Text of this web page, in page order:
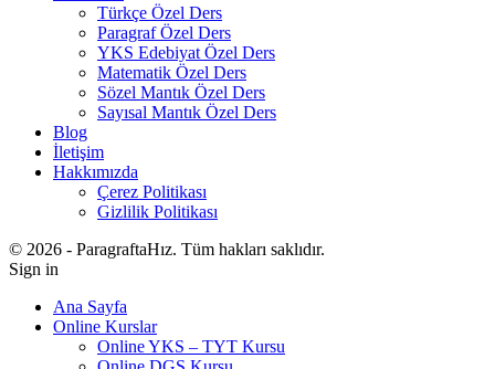
Türkçe Özel Ders
Paragraf Özel Ders
YKS Edebiyat Özel Ders
Matematik Özel Ders
Sözel Mantık Özel Ders
Sayısal Mantık Özel Ders
Blog
İletişim
Hakkımızda
Çerez Politikası
Gizlilik Politikası
© 2026 - ParagraftaHız. Tüm hakları saklıdır.
Sign in
Ana Sayfa
Online Kurslar
Online YKS – TYT Kursu